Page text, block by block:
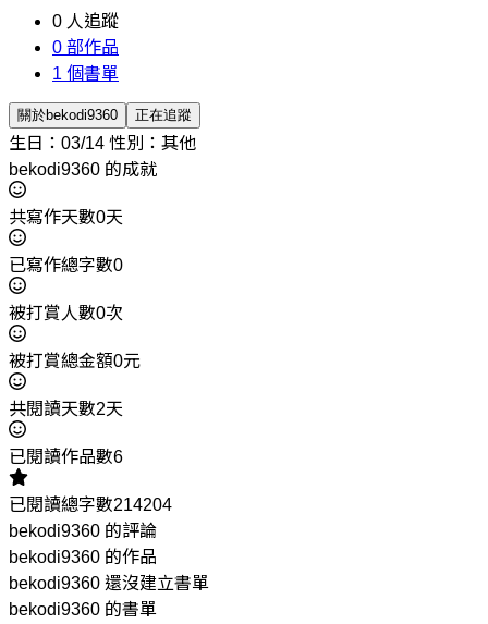
0 人追蹤
0 部作品
1 個書單
關於bekodi9360 正在追蹤
生日：03/14 性別：其他
bekodi9360 的成就
共寫作天數0天
已寫作總字數0
被打賞人數0次
被打賞總金額0元
共閱讀天數2天
已閱讀作品數6
已閱讀總字數214204
bekodi9360 的評論
bekodi9360 的作品
bekodi9360 還沒建立書單
bekodi9360 的書單